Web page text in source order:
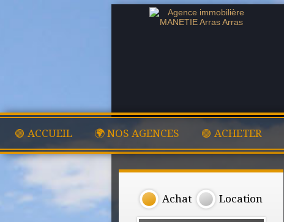
🟢 ACCUEIL 🌍 NOS AGENCES 🟢 ACHETER
Achat Location